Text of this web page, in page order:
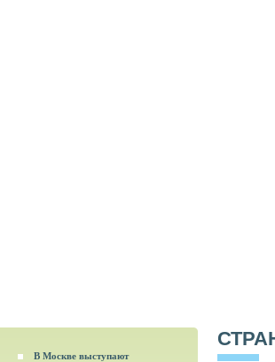
В Москве выступают